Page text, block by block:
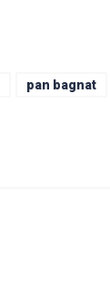
pan bagnat